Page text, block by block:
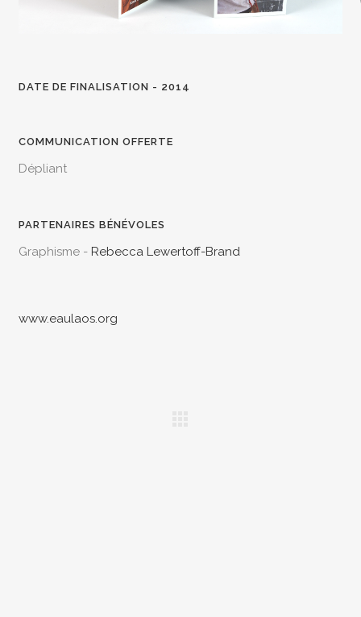
DATE DE FINALISATION - 2014
COMMUNICATION OFFERTE
Dépliant
PARTENAIRES BÉNÉVOLES
Graphisme - Rebecca Lewertoff-Brand
www.eaulaos.org